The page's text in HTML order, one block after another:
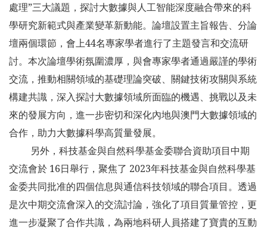
處理”三大議題，探討大數據與人工智能深度融合帶來的科
學研究新範式與產業變革新動能。論壇設置主旨報告、分論
壇兩個環節，會上44名專家學者進行了主題發言和交流研
討。本次論壇學術氛圍濃厚，與會專家學者通過嚴謹的學術
交流，推動相關領域的基礎理論突破、關鍵技術攻關與系統
構建共識，深入探討大數據領域所面臨的機遇、挑戰以及未
來的發展方向，進一步密切和深化內地與澳門大數據領域的
合作，助力大數據科學高質量發展。
另外，科技基金與自然科學基金委聯合資助項目中期
交流會於 16日舉行，聚焦了 2023年科技基金與自然科學基
金委共同批准的四個信息與通信科技領域的聯合項目。透過
是次中期交流會深入的交流討論，強化了項目質量管控，更
進一步凝聚了合作共識，為兩地科研人員搭建了寶貴的互動